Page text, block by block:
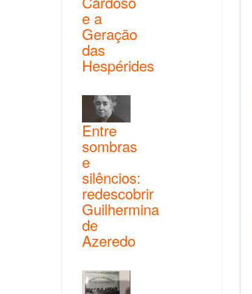
e a
Geração
das
Hespérides
Entre
sombras
e
silêncios:
redescobrir
Guilhermina
de
Azeredo